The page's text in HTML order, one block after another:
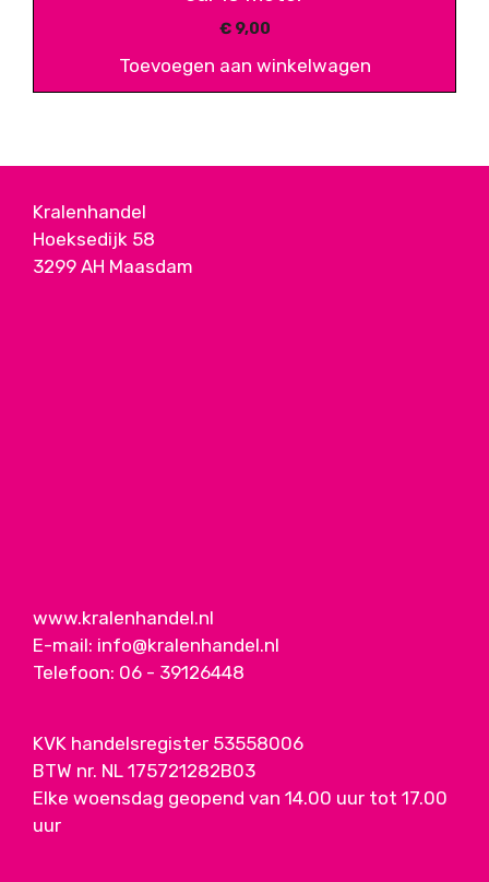
€9,00
Toevoegen aan winkelwagen
Kralenhandel
Hoeksedijk 58
3299 AH Maasdam
www.kralenhandel.nl
E-mail: info@kralenhandel.nl
Telefoon: 06 - 39126448
KVK handelsregister 53558006
BTW nr. NL 175721282B03
Elke woensdag geopend van 14.00 uur tot 17.00
uur